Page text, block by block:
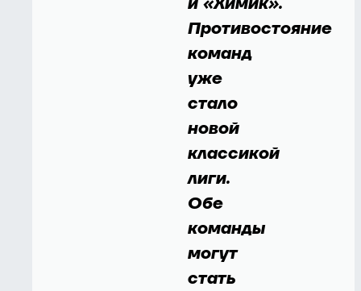
Противостояние
команд
уже
стало
новой
классикой
лиги.
Обе
команды
могут
стать